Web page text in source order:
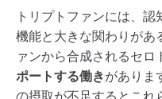
トリプトファンには、
機能と大きな関わりがあ
ァンから合成されるセロ
ポートする働きがありま
の摂取が不足するとこれ